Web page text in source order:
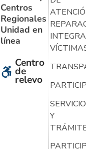
Centros
Regionales
Unidad en
línea
Centro
de
relevo
Y